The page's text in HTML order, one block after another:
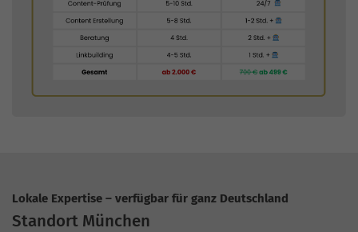
Lokale Expertise – verfügbar für ganz Deutschland
Standort München